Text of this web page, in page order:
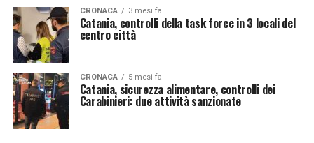
CRONACA 3 mesi fa
Catania, controlli della task force in 3 locali del
centro città
CRONACA 5 mesi fa
Catania, sicurezza alimentare, controlli dei
Carabinieri: due attività sanzionate